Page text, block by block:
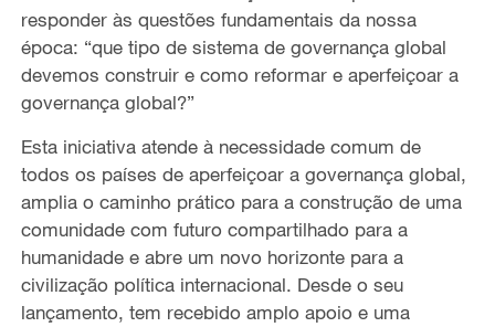
responder às questões fundamentais da nossa
época: “que tipo de sistema de governança global
devemos construir e como reformar e aperfeiçoar a
governança global?”
Esta iniciativa atende à necessidade comum de
todos os países de aperfeiçoar a governança global,
amplia o caminho prático para a construção de uma
comunidade com futuro compartilhado para a
humanidade e abre um novo horizonte para a
civilização política internacional. Desde o seu
lançamento, tem recebido amplo apoio e uma